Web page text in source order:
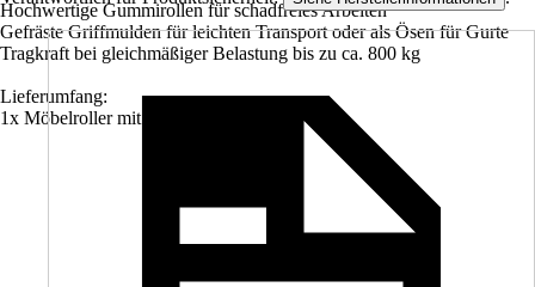
Hochwertige Gummirollen für schadfreies Arbeiten
Gefräste Griffmulden für leichten Transport oder als Ösen für Gurte
Tragkraft bei gleichmäßiger Belastung bis zu ca. 800 kg
Lieferumfang:
1x Möbelroller mit 4 Lenkrollen